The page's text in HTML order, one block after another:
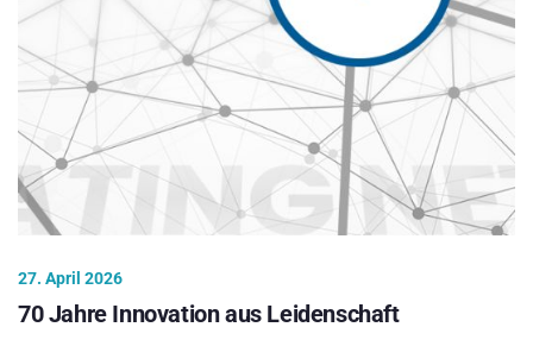
27. April 2026
70 Jahre Innovation aus Leidenschaft